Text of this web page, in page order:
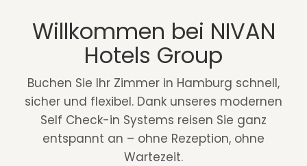
Willkommen bei NIVAN
Hotels Group
Buchen Sie Ihr Zimmer in Hamburg schnell,
sicher und flexibel. Dank unseres modernen
Self Check-in Systems reisen Sie ganz
entspannt an – ohne Rezeption, ohne
Wartezeit.